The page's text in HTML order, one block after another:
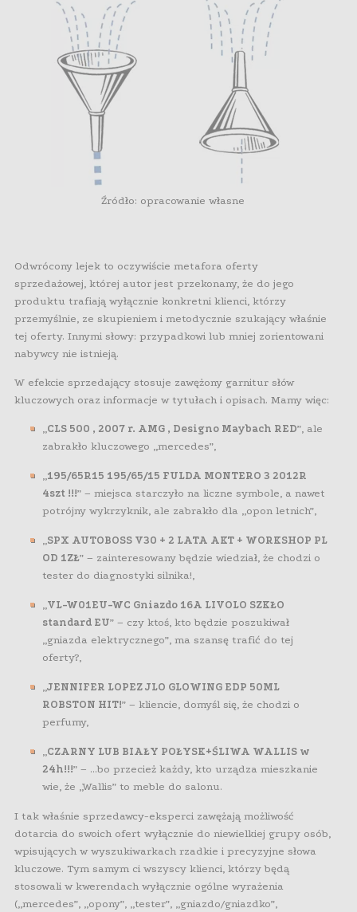
Źródło: opracowanie własne
Odwrócony lejek to oczywiście metafora oferty
sprzedażowej, której autor jest przekonany, że do jego
produktu trafiają wyłącznie konkretni klienci, którzy
przemyślnie, ze skupieniem i metodycznie szukający właśnie
tej oferty. Innymi słowy: przypadkowi lub mniej zorientowani
nabywcy nie istnieją.
W efekcie sprzedający stosuje zawężony garnitur słów
kluczowych oraz informacje w tytułach i opisach. Mamy więc:
CLS 500 , 2007 r. AMG , Designo Maybach RED”, ale
zabrakło kluczowego „mercedes”,
195/65R15 195/65/15 FULDA MONTERO 3 2012R
4szt !!!” – miejsca starczyło na liczne symbole, a nawet
potrójny wykrzyknik, ale zabrakło dla „opon letnich”,
SPX AUTOBOSS V30 + 2 LATA AKT + WORKSHOP PL
OD 1ZŁ” – zainteresowany będzie wiedział, że chodzi o
tester do diagnostyki silnika!,
VL-W01EU-WC Gniazdo 16A LIVOLO SZKŁO
standard EU” – czy ktoś, kto będzie poszukiwał
„gniazda elektrycznego”, ma szansę trafić do tej
oferty?,
„JENNIFER LOPEZ JLO GLOWING EDP 50ML
ROBSTON HIT!” – kliencie, domyśl się, że chodzi o
perfumy,
CZARNY LUB BIAŁY POŁYSK+ŚLIWA WALLIS w
24h!!!” – …bo przecież każdy, kto urządza mieszkanie
wie, że „Wallis” to meble do salonu.
I tak właśnie sprzedawcy-eksperci zawężają możliwość
dotarcia do swoich ofert wyłącznie do niewielkiej grupy osób,
wpisujących w wyszukiwarkach rzadkie i precyzyjne słowa
kluczowe. Tym samym ci wszyscy klienci, którzy będą
stosowali w kwerendach wyłącznie ogólne wyrażenia
(„mercedes”, „opony”, „tester”, „gniazdo/gniazdko”,